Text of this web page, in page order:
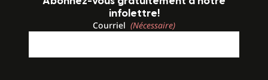
infolettre!
Courriel (Nécessaire)